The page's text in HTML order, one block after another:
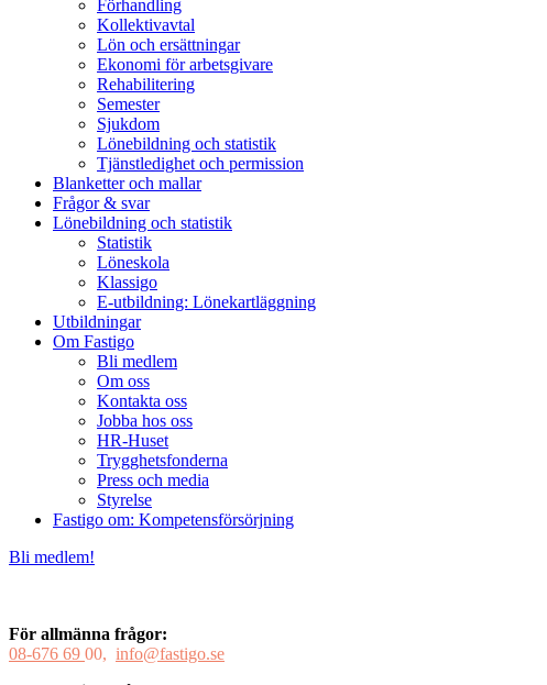
Förhandling
Kollektivavtal
Lön och ersättningar
Ekonomi för arbetsgivare
Rehabilitering
Semester
Sjukdom
Lönebildning och statistik
Tjänstledighet och permission
Blanketter och mallar
Frågor & svar
Lönebildning och statistik
Statistik
Löneskola
Klassigo
E-utbildning: Lönekartläggning
Utbildningar
Om Fastigo
Bli medlem
Om oss
Kontakta oss
Jobba hos oss
HR-Huset
Trygghetsfonderna
Press och media
Styrelse
Fastigo om: Kompetensförsörjning
Bli medlem!
För allmänna frågor:
08-676 69 00, info@fastigo.se